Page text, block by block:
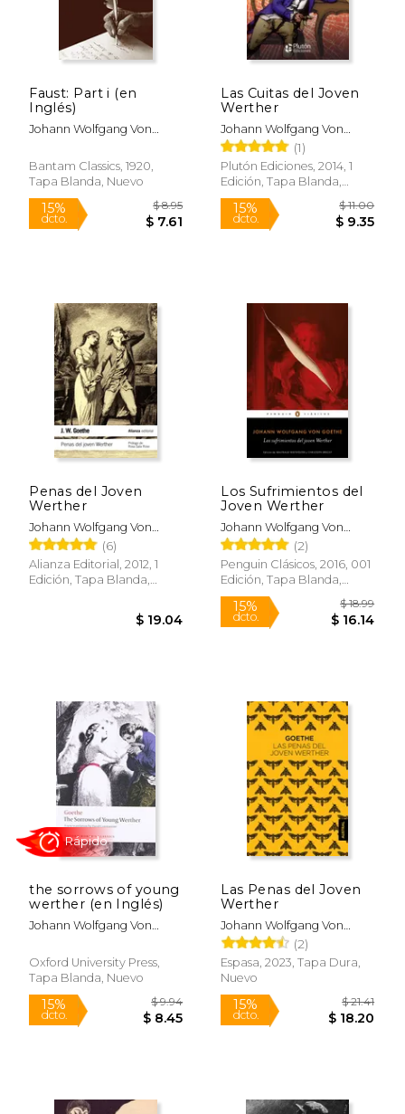
15%
dcto.
Faust: Part i (en
Inglés)
Johann Wolfgang Von
Bantam Classics, 1920,
Tapa Blanda, Nuevo
Las Cuitas del Joven
Werther
Johann Wolfgang Von
Goethe
(1)
Plutón Ediciones, 2014, 1
Edición, Tapa Blanda,
Nuevo
Penas del Joven
Werther
Johann Wolfgang Von
Goethe
(6)
Alianza Editorial, 2012, 1
Edición, Tapa Blanda,
$ 19.04
Los Sufrimientos del
Joven Werther
Johann Wolfgang Von
Goethe
(2)
Penguin Clásicos, 2016, 001
Edición, Tapa Blanda,
Nuevo
15%
dcto.
the sorrows of young
werther (en Inglés)
Johann Wolfgang Von
Oxford University Press,
Tapa Blanda, Nuevo
Las Penas del Joven
Werther
Johann Wolfgang Von
Goethe
(2)
Espasa, 2023, Tapa Dura,
Nuevo